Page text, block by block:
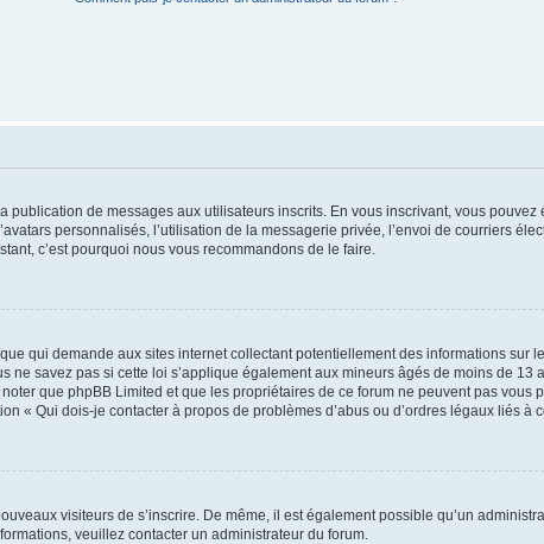
de messages aux utilisateurs inscrits. En vous inscrivant, vous
personnalisés, l’utilisation de la messagerie privée, l’envoi de courriers
c’est pourquoi nous vous recommandons de le faire.
qui demande aux sites internet collectant potentiellement des informations sur
savez pas si cette loi s’applique également aux mineurs âgés de moins de 13
que phpBB Limited et que les propriétaires de ce forum ne peuvent pas vous
« Qui dois-je contacter à propos de problèmes d’abus ou d’ordres légaux liés à
visiteurs de s’inscrire. De même, il est également possible qu’un
veuillez contacter un administrateur du forum.